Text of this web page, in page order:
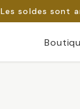
Les soldes sont